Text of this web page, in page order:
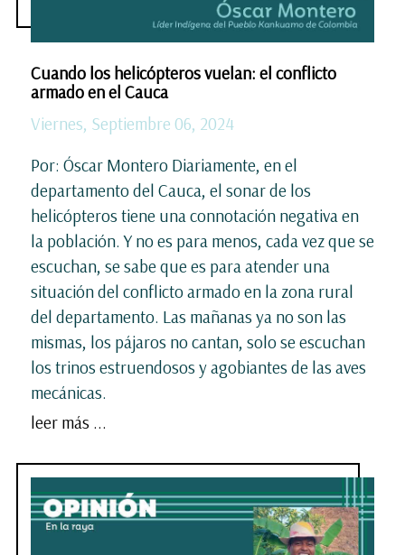
Cuando los helicópteros vuelan: el conflicto
armado en el Cauca
Viernes, Septiembre 06, 2024
Por: Óscar Montero Diariamente, en el
departamento del Cauca, el sonar de los
helicópteros tiene una connotación negativa en
la población. Y no es para menos, cada vez que se
escuchan, se sabe que es para atender una
situación del conflicto armado en la zona rural
del departamento. Las mañanas ya no son las
mismas, los pájaros no cantan, solo se escuchan
los trinos estruendosos y agobiantes de las aves
mecánicas.
leer más ...